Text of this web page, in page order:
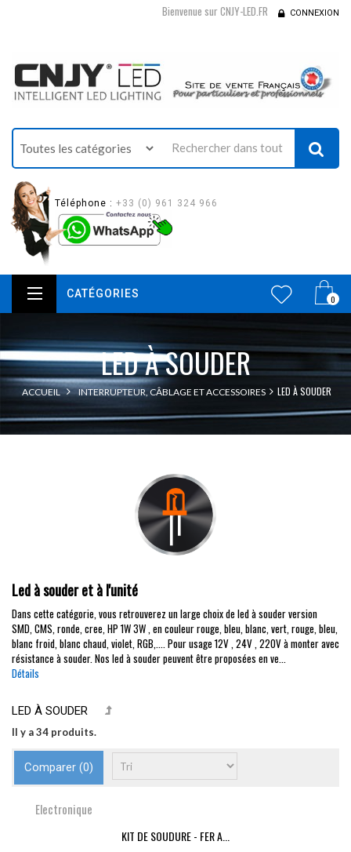
Bienvenue sur CNJY-LED.FR CONNEXION
Téléphone : +33 (0) 961 324 966
0
CATÉGORIES
LED À SOUDER
ACCUEIL INTERRUPTEUR, CÂBLAGE ET ACCESSOIRES LED À SOUDER
Led à souder et à l'unité
Dans cette catégorie, vous retrouverez un large choix de led à souder version
SMD, CMS, ronde, cree, HP 1W 3W , en couleur rouge, bleu, blanc, vert, rouge, bleu,
blanc froid, blanc chaud, violet, RGB,.... Pour usage 12V , 24V , 220V à monter avec
résistance à souder. Nos led à souder peuvent être proposées en ve...
Détails
LED À SOUDER
Il y a 34 produits.
Comparer (0)
Electronique
KIT DE SOUDURE - FER A...